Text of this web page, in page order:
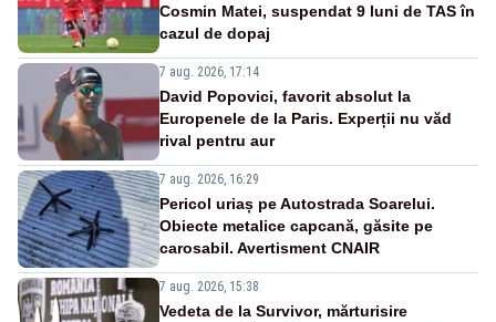
Cosmin Matei, suspendat 9 luni de TAS în
cazul de dopaj
7 aug. 2026, 17:14
David Popovici, favorit absolut la
Europenele de la Paris. Experții nu văd
rival pentru aur
7 aug. 2026, 16:29
Pericol uriaș pe Autostrada Soarelui.
Obiecte metalice capcană, găsite pe
carosabil. Avertisment CNAIR
7 aug. 2026, 15:38
Vedeta de la Survivor, mărturisire